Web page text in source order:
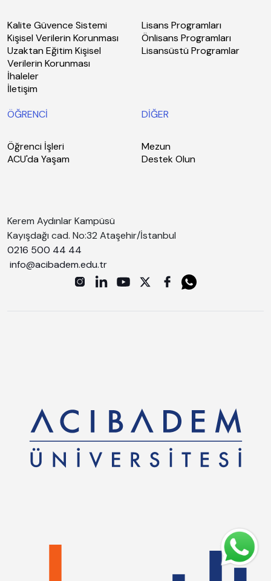
Kalite Güvence Sistemi
Kişisel Verilerin Korunması
Uzaktan Eğitim Kişisel
Verilerin Korunması
İhaleler
İletişim
Lisans Programları
Önlisans Programları
Lisansüstü Programlar
ÖĞRENCİ
Öğrenci İşleri
ACU'da Yaşam
DİĞER
Mezun
Destek Olun
Kerem Aydınlar Kampüsü
Kayışdağı cad. No:32 Ataşehir/İstanbul
0216 500 44 44
info@acibadem.edu.tr